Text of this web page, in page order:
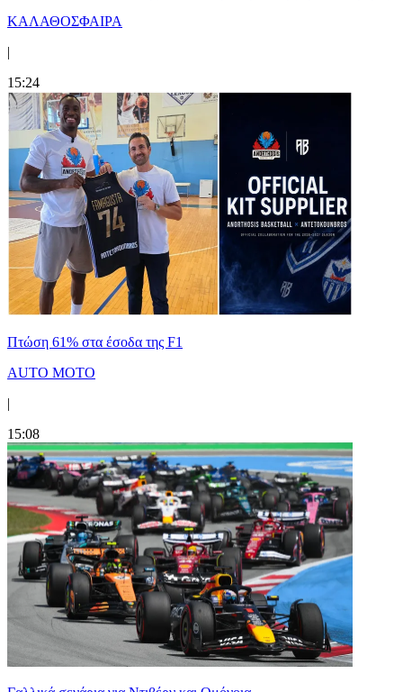
ΚΑΛΑΘΟΣΦΑΙΡΑ
|
15:24
Πτώση 61% στα έσοδα της F1
AUTO MOTO
|
15:08